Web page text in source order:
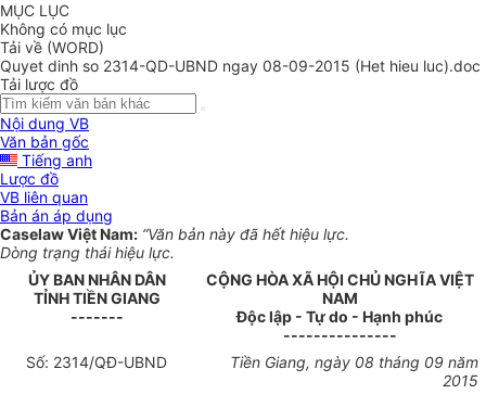
MỤC LỤC
Không có mục lục
Tải về (WORD)
Quyet dinh so 2314-QD-UBND ngay 08-09-2015 (Het hieu luc).doc
Tải lược đồ
Nội dung VB
Văn bản gốc
Tiếng anh
Lược đồ
VB liên quan
Bản án áp dụng
Caselaw Việt Nam: “Văn bản này đã hết hiệu lực.
Dòng trạng thái hiệu lực.
ỦY BAN NHÂN DÂN
TỈNH TIỀN GIANG
-------
CỘNG HÒA XÃ HỘI CHỦ NGHĨA VIỆT
NAM
Độc lập - Tự do - Hạnh phúc
---------------
Số: 2314/QĐ-UBND Tiền Giang, ngày 08 tháng 09 năm
2015